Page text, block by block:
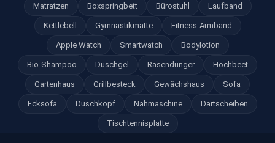
Matratzen Boxspringbett Bürostuhl Laufband
Kettlebell Gymnastikmatte Fitness-Armband
Apple Watch Smartwatch Bodylotion
Bio-Shampoo Duschgel Rasendünger Hochbeet
Gartenhaus Grillbesteck Gewächshaus Sofa
Ecksofa Duschkopf Nähmaschine Dartscheiben
Tischtennisplatte